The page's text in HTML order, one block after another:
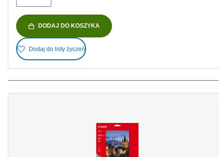
DODAJ DO KOSZYKA
Dodaj do listy życzeń